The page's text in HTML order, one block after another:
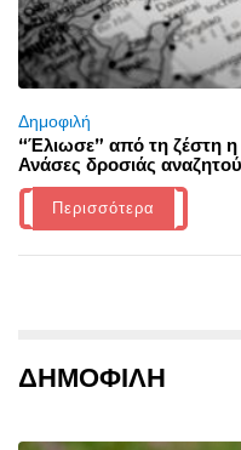
Δημοφιλή
“Έλιωσε” από τη ζέστη
Ανάσες δροσιάς
Περισσότερα
ΔΗΜΟΦΙΛΗ